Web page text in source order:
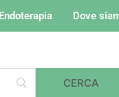
Endoterapia Dove